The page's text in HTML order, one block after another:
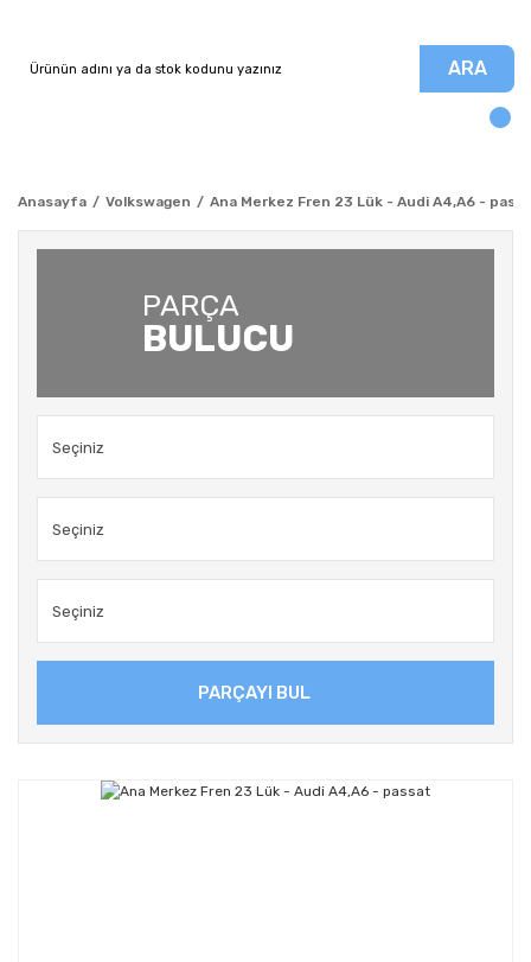
ARA
Anasayfa Volkswagen Ana Merkez Fren 23 Lük - Audi A4,A6 -
PARÇA
BULUCU
PARÇAYI BUL